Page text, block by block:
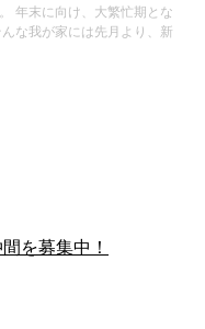
年末に向け、大繁忙期とな
な我が家には先月より、新